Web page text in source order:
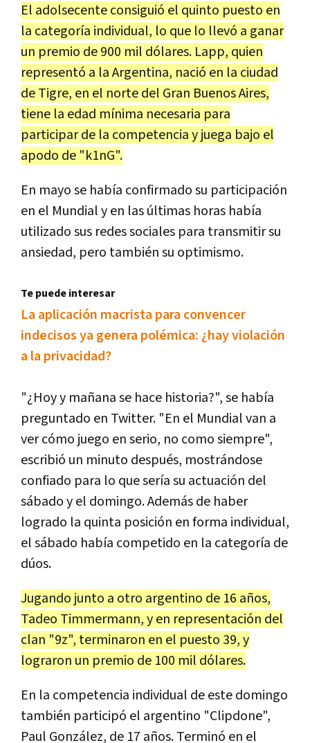
El adolsecente consiguió el quinto puesto en
la categoría individual, lo que lo llevó a ganar
un premio de 900 mil dólares. Lapp, quien
representó a la Argentina, nació en la ciudad
de Tigre, en el norte del Gran Buenos Aires,
tiene la edad mínima necesaria para
participar de la competencia y juega bajo el
apodo de "k1nG".
En mayo se había confirmado su participación
en el Mundial y en las últimas horas había
utilizado sus redes sociales para transmitir su
ansiedad, pero también su optimismo.
Te puede interesar
La aplicación macrista para convencer
indecisos ya genera polémica: ¿hay violación
a la privacidad?
"¿Hoy y mañana se hace historia?", se había
preguntado en Twitter. "En el Mundial van a
ver cómo juego en serio, no como siempre",
escribió un minuto después, mostrándose
confiado para lo que sería su actuación del
sábado y el domingo. Además de haber
logrado la quinta posición en forma individual,
el sábado había competido en la categoría de
dúos.
Jugando junto a otro argentino de 16 años,
Tadeo Timmermann, y en representación del
clan "9z", terminaron en el puesto 39, y
lograron un premio de 100 mil dólares.
En la competencia individual de este domingo
también participó el argentino "Clipdone",
Paul González, de 17 años. Terminó en el